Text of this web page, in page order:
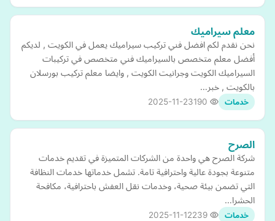
معلم سيراميك
نحن نقدم لكم افضل فني تركيب سيراميك يعمل في الكويت , لديكم
أفضل معلم متخصص بالسيراميك فني متخصص في تركيبات
السيراميك الكويت وجرانيت الكويت , وايضا معلم تركيب بورسلان
بالكويت , خبر…
خدمات 2025-11-23
الصرح
شركة الصرح هي واحدة من الشركات المتميزة في تقديم خدمات
متنوعة بجودة عالية واحترافية تامة. تشمل خدماتها خدمات النظافة
التي تضمن بيئة صحية، وخدمات نقل العفش باحترافية، مكافحة
الحشرا…
خدمات 2025-11-12